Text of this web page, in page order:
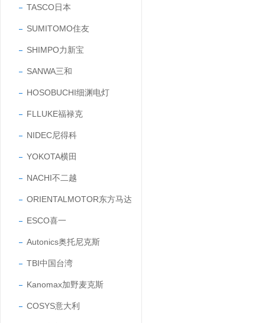
TASCO日本
SUMITOMO住友
SHIMPO力新宝
SANWA三和
HOSOBUCHI细渊电灯
FLLUKE福禄克
NIDEC尼得科
YOKOTA横田
NACHI不二越
ORIENTALMOTOR东方马达
ESCO喜一
Autonics奥托尼克斯
TBI中国台湾
Kanomax加野麦克斯
COSYS意大利